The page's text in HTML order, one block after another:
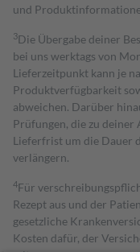
und
3Die Übergabe deiner
bei uns werktags von
Lieferzeitpunkt kann je
Produktverfügbarkeit
abweichen. Darüber
Prüfungen, die zu
Lieferfrist um die Dauer
verlängern.
4Für
Rezept aus und der
gesetzliche
Kosten dafür, der